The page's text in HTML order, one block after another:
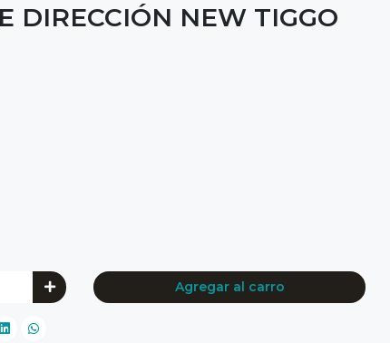
DIRECCIÓN NEW TIGGO
Agregar al carro